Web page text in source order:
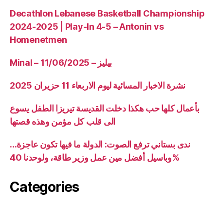
Decathlon Lebanese Basketball Championship
2024-2025 | Play-In 4-5 – Antonin vs
Homenetmen
Minal – 11/06/2025 – بيليز
نشرة الاخبار المسائية ليوم الاربعاء 11 حزيران 2025
بأعمال كلها حب هكذا دخلت القديسة تيريزا الطفل يسوع
الى قلب كل مؤمن وهذه قصتها
ندى بستاني ترفع الصوت: الدولة ما فيها تكون عاجزة…
وباسيل أفضل مين عمل وزير طاقة، ولوحدنا 40%
Categories